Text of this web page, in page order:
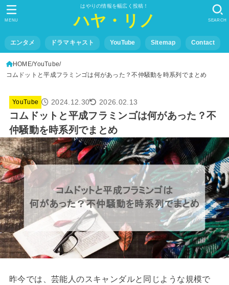
はやりの情報を幅広く投稿！
ハヤ・リノ
エンタメ ドラマキャスト YouTube Sitemap Contact
SEARCH
MENU
HOME YouTube
コムドットと平成フラミンゴは何があった？不仲騒動を時系列でまとめ
YouTube 2024.12.30 2026.02.13
コムドットと平成フラミンゴは何があった？不
仲騒動を時系列でまとめ
昨今では、芸能人のスキャンダルと同じような規模で